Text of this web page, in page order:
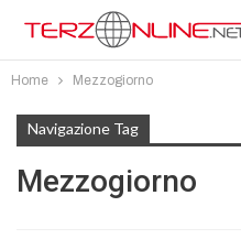
Home Mezzogiorno
Navigazione Tag
Mezzogiorno